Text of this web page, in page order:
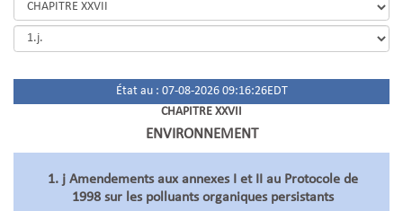
PAGE
EN
PDF
État au : 07-08-2026 09:16:26EDT
CHAPITRE XXVII
ENVIRONNEMENT
1. j Amendements aux annexes I et II au Protocole de
1998 sur les polluants organiques persistants